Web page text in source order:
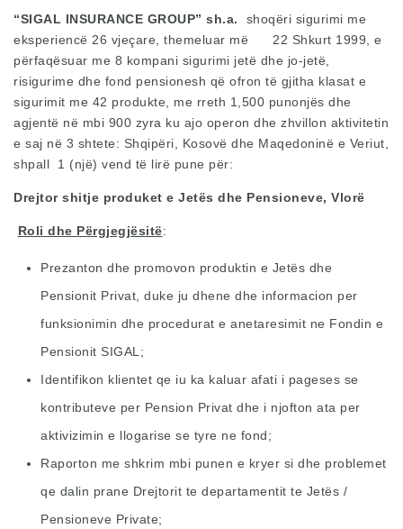
“SIGAL INSURANCE GROUP” sh.a. shoqëri sigurimi me
eksperiencë 26 vjeçare, themeluar më 22 Shkurt 1999, e
përfaqësuar me 8 kompani sigurimi jetë dhe jo-jetë,
risigurime dhe fond pensionesh që ofron të gjitha klasat e
sigurimit me 42 produkte, me rreth 1,500 punonjës dhe
agjentë në mbi 900 zyra ku ajo operon dhe zhvillon aktivitetin
e saj në 3 shtete: Shqipëri, Kosovë dhe Maqedoninë e Veriut,
shpall 1 (një) vend të lirë pune për:
Drejtor shitje produket e Jetës dhe Pensioneve, Vlorë
Roli dhe Përgjegjësitë:
Prezanton dhe promovon produktin e Jetës dhe
Pensionit Privat, duke ju dhene dhe informacion per
funksionimin dhe procedurat e anetaresimit ne Fondin e
Pensionit SIGAL;
Identifikon klientet qe iu ka kaluar afati i pageses se
kontributeve per Pension Privat dhe i njofton ata per
aktivizimin e llogarise se tyre ne fond;
Raporton me shkrim mbi punen e kryer si dhe problemet
qe dalin prane Drejtorit te departamentit te Jetës /
Pensioneve Private;